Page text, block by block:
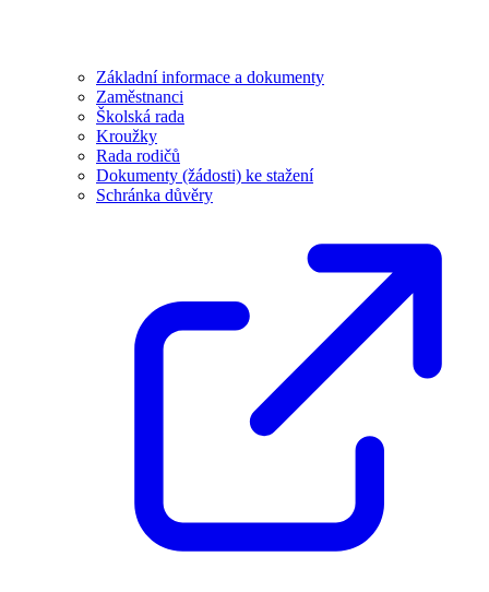
Základní informace a dokumenty
Zaměstnanci
Školská rada
Kroužky
Rada rodičů
Dokumenty (žádosti) ke stažení
Schránka důvěry